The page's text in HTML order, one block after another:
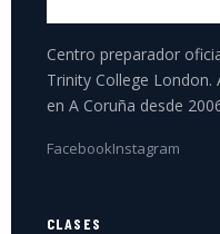
Centro preparador
Trinity College London.
en A Coruña desde
FacebookInstagram
CLASES